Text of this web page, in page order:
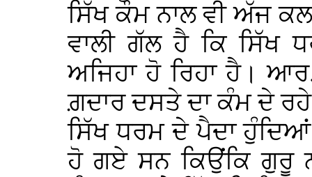
ਸਿੱਖ ਕੌਮ ਨਾਲ ਵੀ ਅੱਜ
ਵਾਲੀ ਗੱਲ ਹੈ ਕਿ ਸਿੱਖ
ਅਜਿਹਾ ਹੋ ਰਿਹਾ ਹੈ।
ਗ਼ਦਾਰ ਦਸਤੇ ਦਾ ਕੰਮ ਦੇ
ਸਿੱਖ ਧਰਮ ਦੇ ਪੈਦਾ ਹੁੰਦਿਆਂ
ਹੋ ਗਏ ਸਨ ਕਿਉਂਕਿ ਗੁਰੂ